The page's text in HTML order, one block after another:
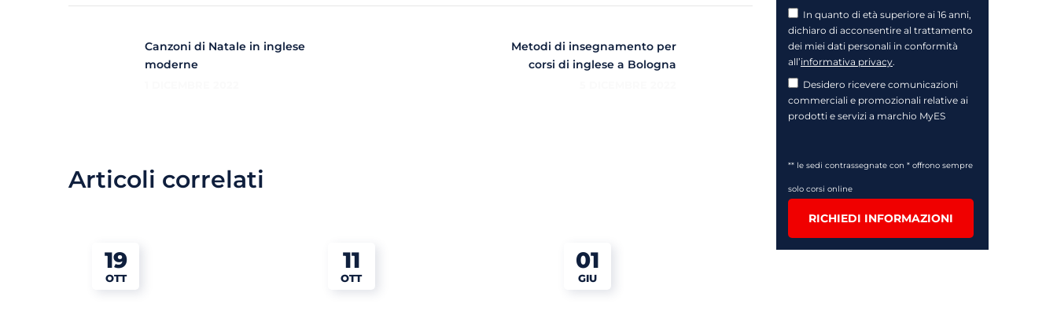
Canzoni di Natale in inglese
moderne
Metodi di insegnamento per
corsi di inglese a Bologna
Articoli correlati
19
OTT
11
OTT
01
GIU
In quanto di età superiore ai 16 anni,
dichiaro di acconsentire al trattamento
dei miei dati personali in conformità
all’informativa privacy.
Desidero ricevere comunicazioni
commerciali e promozionali relative ai
prodotti e servizi a marchio MyES
** le sedi contrassegnate con * offrono sempre
solo corsi online
RICHIEDI INFORMAZIONI